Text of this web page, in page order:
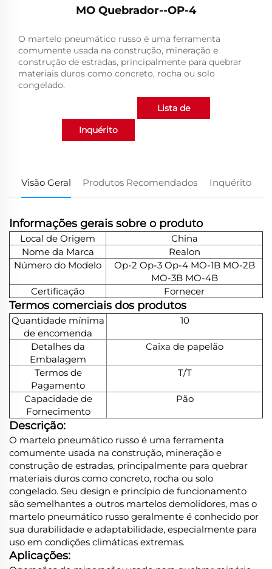
MO Quebrador--OP-4
O martelo pneumático russo é uma ferramenta
comumente usada na construção, mineração e
construção de estradas, principalmente para quebrar
materiais duros como concreto, rocha ou solo
congelado.
Inquérito
Lista de
Visão Geral Produtos Recomendados Inquérito
Informações gerais sobre o produto
Local de Origem
China
Nome da Marca
Realon
Número do Modelo
Op-2 Op-3 Op-4 MO-1B MO-2B
MO-3B MO-4B
Certificação
Fornecer
Termos comerciais dos produtos
Quantidade mínima
de encomenda
10
Detalhes da
Embalagem
Caixa de papelão
Termos de
Pagamento
T/T
Capacidade de
Fornecimento
Pão
Descrição:
O martelo pneumático russo é uma ferramenta
comumente usada na construção, mineração e
construção de estradas, principalmente para quebrar
materiais duros como concreto, rocha ou solo
congelado. Seu design e princípio de funcionamento
são semelhantes a outros martelos demolidores, mas o
martelo pneumático russo geralmente é conhecido por
sua durabilidade e adaptabilidade, especialmente para
uso em condições climáticas extremas.
Aplicações: